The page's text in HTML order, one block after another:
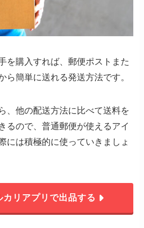
を購入すれば、郵便ポストまた
ら簡単に送れる発送方法です。
、他の配送方法に比べて送料を
るので、普通郵便が使えるアイ
には積極的に使っていきましょ
カリアプリで出品する